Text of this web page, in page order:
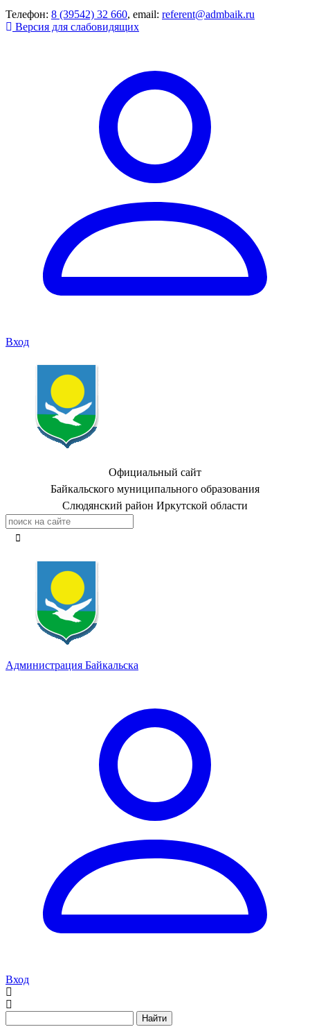
Телефон: 8 (39542) 32 660, email: referent@admbaik.ru
Версия для слабовидящих
Вход
Официальный сайт
Байкальского муниципального образования
Слюдянский район Иркутской области
Администрация Байкальска
Вход
Найти